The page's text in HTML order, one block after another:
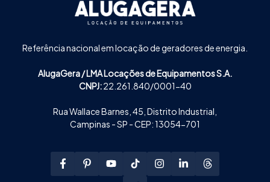
Referência nacional em locação de geradores de energia.
AlugaGera / LMA Locações de Equipamentos S.A.
CNPJ:22.261.840/0001-40
Rua Wallace Barnes, 45, Distrito Industrial,
Campinas - SP - CEP: 13054-701